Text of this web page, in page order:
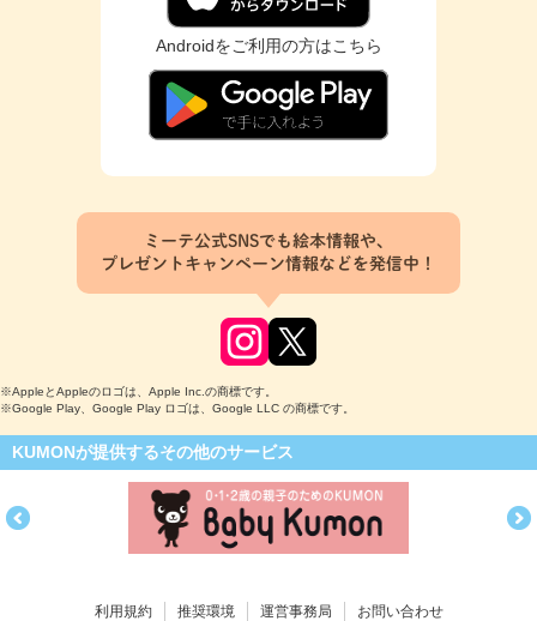
Androidをご利用の方はこちら
ミーテ公式SNSでも絵本情報や、
プレゼントキャンペーン情報などを発信中！
※AppleとAppleのロゴは、Apple Inc.の商標です。
※Google Play、Google Play ロゴは、Google LLC の商標です。
KUMONが提供するその他のサービス
利用規約 推奨環境 運営事務局 お問い合わせ